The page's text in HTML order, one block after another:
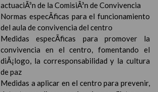
actuaciÃ³n de la ComisiÃ³n de Convivencia
Normas especÃ­ficas para el funcionamiento
del aula de convivencia del centro
Medidas especÃ­ficas para promover la
convivencia en el centro, fomentando el
diÃ¡logo, la corresponsabilidad y la cultura
de paz
Medidas a aplicar en el centro para prevenir,